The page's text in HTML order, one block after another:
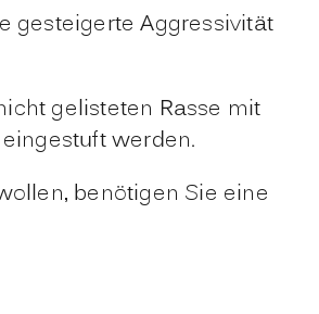
gesteigerte Aggressivität
gelisteten Rasse mit
werden.
benötigen Sie eine